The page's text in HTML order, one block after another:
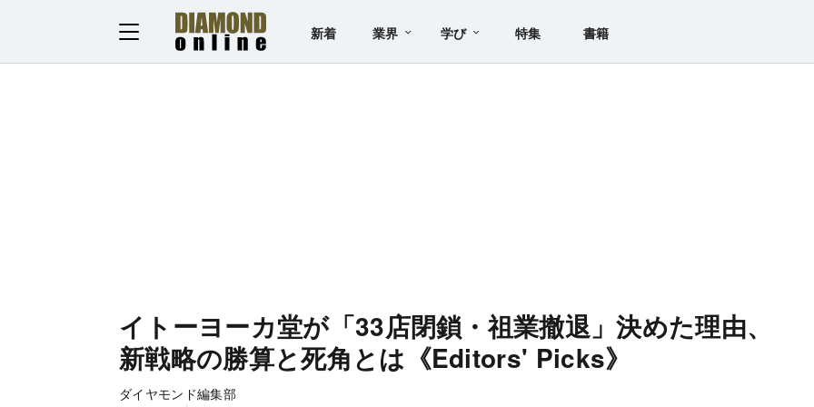
新着 業界 学び 特集 書籍
イトーヨーカ堂が「33店閉鎖・祖業撤退」決めた理由、
新戦略の勝算と死角とは《Editors' Picks》
ダイヤモンド編集部